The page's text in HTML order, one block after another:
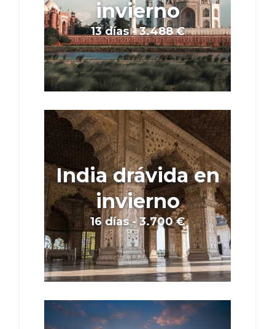
invierno
13 días - 3.488 €
India drávida en
invierno
16 días - 3.700 €